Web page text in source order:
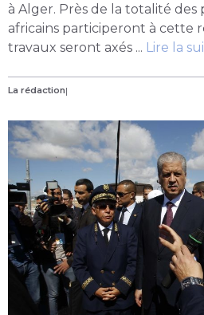
à Alger. Près de la totalité des
africains participeront à cette
travaux seront axés ... Lire la
La rédaction|